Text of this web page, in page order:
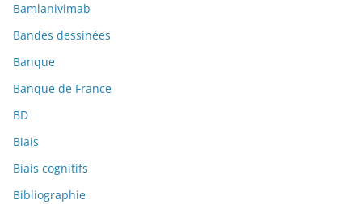
Bamlanivimab
Bandes dessinées
Banque
Banque de France
BD
Biais
Biais cognitifs
Bibliographie